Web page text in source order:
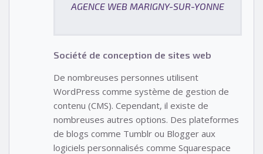
AGENCE WEB MARIGNY-SUR-YONNE
Société de conception de sites web
De nombreuses personnes utilisent
WordPress comme système de gestion de
contenu (CMS). Cependant, il existe de
nombreuses autres options. Des plateformes
de blogs comme Tumblr ou Blogger aux
logiciels personnalisés comme Squarespace